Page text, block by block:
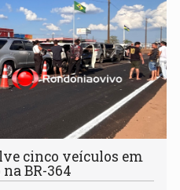
cinco veículos em
BR-364